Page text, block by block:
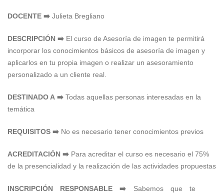
DOCENTE ➡️ Julieta Bregliano
DESCRIPCIÓN ➡️ El curso de Asesoría de imagen te permitirá
incorporar los conocimientos básicos de asesoría de imagen y
aplicarlos en tu propia imagen o realizar un asesoramiento
personalizado a un cliente real.
DESTINADO A ➡️ Todas aquellas personas interesadas en la
temática
REQUISITOS ➡️ No es necesario tener conocimientos previos
ACREDITACIÓN ➡️ Para acreditar el curso es necesario el 75%
de la presencialidad y la realización de las actividades propuestas
INSCRIPCIÓN RESPONSABLE ➡️ Sabemos que te